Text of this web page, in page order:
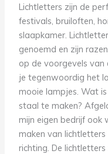
Lichtletters zijn de
festivals, bruiloften,
slaapkamer.
genoemd en zijn
op de voorgevels van
je tegenwoordig het
mooie lampjes. Wat
staal te maken?
mijn eigen bedrijf ook
maken van
richting. De